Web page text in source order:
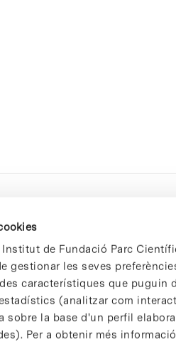
de Fundació Parc
gestionar les seves
característiques que puguin
(analitzar com
sobre la base d'un perfil
Per a obtenir més